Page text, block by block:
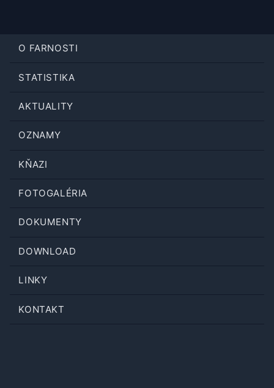
O FARNOSTI
STATISTIKA
AKTUALITY
OZNAMY
KŇAZI
FOTOGALÉRIA
DOKUMENTY
DOWNLOAD
LINKY
KONTAKT